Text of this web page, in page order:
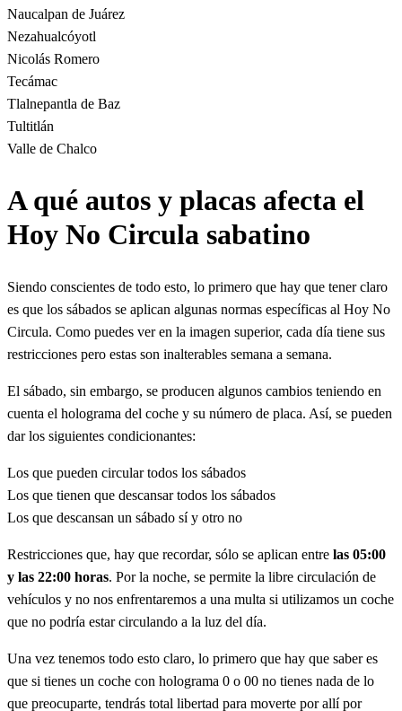
Naucalpan de Juárez
Nezahualcóyotl
Nicolás Romero
Tecámac
Tlalnepantla de Baz
Tultitlán
Valle de Chalco
A qué autos y placas afecta el
Hoy No Circula sabatino
Siendo conscientes de todo esto, lo primero que hay que tener claro
es que los sábados se aplican algunas normas específicas al Hoy No
Circula. Como puedes ver en la imagen superior, cada día tiene sus
restricciones pero estas son inalterables semana a semana.
El sábado, sin embargo, se producen algunos cambios teniendo en
cuenta el holograma del coche y su número de placa. Así, se pueden
dar los siguientes condicionantes:
Los que pueden circular todos los sábados
Los que tienen que descansar todos los sábados
Los que descansan un sábado sí y otro no
Restricciones que, hay que recordar, sólo se aplican entre las 05:00
y las 22:00 horas. Por la noche, se permite la libre circulación de
vehículos y no nos enfrentaremos a una multa si utilizamos un coche
que no podría estar circulando a la luz del día.
Una vez tenemos todo esto claro, lo primero que hay que saber es
que si tienes un coche con holograma 0 o 00 no tienes nada de lo
que preocuparte, tendrás total libertad para moverte por allí por